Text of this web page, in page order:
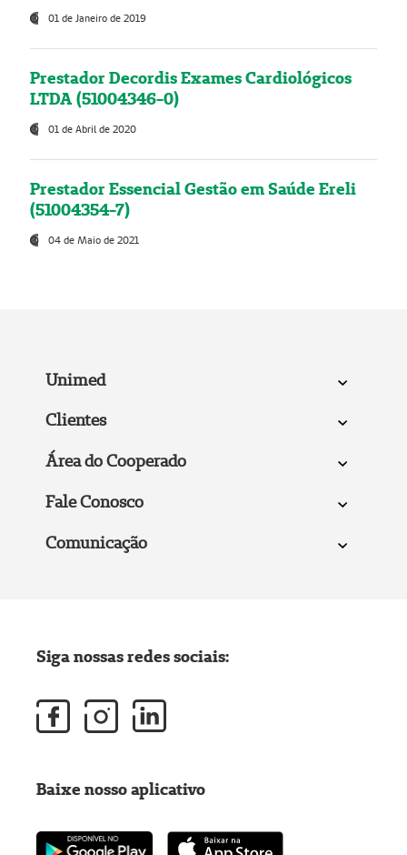
01 de Janeiro de 2019
Prestador Decordis Exames Cardiológicos
LTDA (51004346-0)
01 de Abril de 2020
Prestador Essencial Gestão em Saúde Ereli
(51004354-7)
04 de Maio de 2021
Unimed
Clientes
Área do Cooperado
Fale Conosco
Comunicação
Siga nossas redes sociais:
Baixe nosso aplicativo